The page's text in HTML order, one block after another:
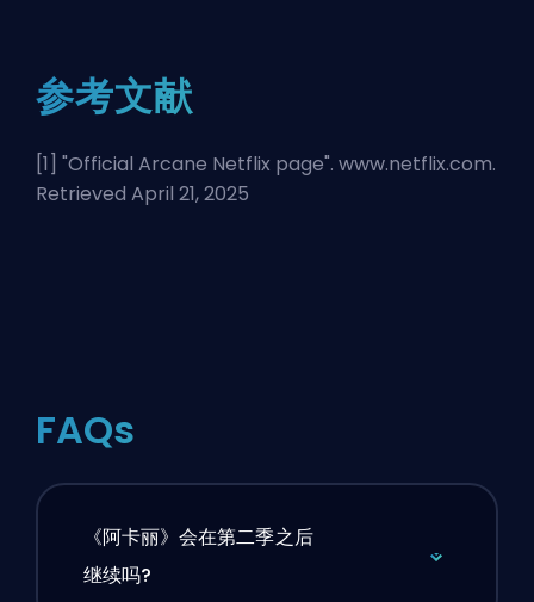
参考文献
[1] "Official Arcane Netflix page". www.netflix.com.
Retrieved April 21, 2025
FAQs
《阿卡丽》会在第二季之后
继续吗?